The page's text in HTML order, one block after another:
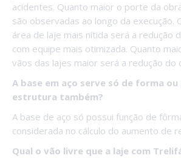
acidentes. Quanto maior o porte da
são observadas ao longo da execução.
área de laje mais nítida será a redução
com equipe mais otimizada. Quanto
vãos das lajes maior será a redução do
A base em aço serve só de forma
estrutura também?
A base de aço só possui função de
considerada no cálculo do aumento de
Qual o vão livre que a laje com